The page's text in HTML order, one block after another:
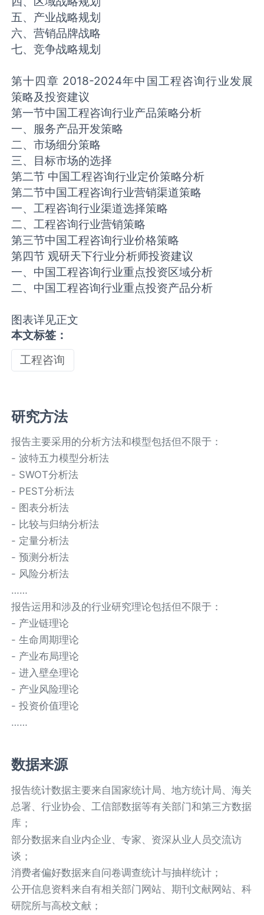
五、产业战略规划
六、营销品牌战略
七、竞争战略规划
第十四章 2018-2024年中国工程咨询行业发展
策略及投资建议
第一节中国工程咨询行业产品策略分析
一、服务产品开发策略
二、市场细分策略
三、目标市场的选择
第二节 中国工程咨询行业定价策略分析
第二节中国工程咨询行业营销渠道策略
一、工程咨询行业渠道选择策略
二、工程咨询行业营销策略
第三节中国工程咨询行业价格策略
第四节 观研天下行业分析师投资建议
一、中国工程咨询行业重点投资区域分析
二、中国工程咨询行业重点投资产品分析
图表详见正文
本文标签：
工程咨询
研究方法
报告主要采用的分析方法和模型包括但不限于：
- 波特五力模型分析法
- SWOT分析法
- PEST分析法
- 图表分析法
- 比较与归纳分析法
- 定量分析法
- 预测分析法
- 风险分析法
……
报告运用和涉及的行业研究理论包括但不限于：
- 产业链理论
- 生命周期理论
- 产业布局理论
- 进入壁垒理论
- 产业风险理论
- 投资价值理论
……
数据来源
报告统计数据主要来自国家统计局、地方统计局、海关
总署、行业协会、工信部数据等有关部门和第三方数据
库；
部分数据来自业内企业、专家、资深从业人员交流访
谈；
消费者偏好数据来自问卷调查统计与抽样统计；
公开信息资料来自有相关部门网站、期刊文献网站、科
研院所与高校文献；